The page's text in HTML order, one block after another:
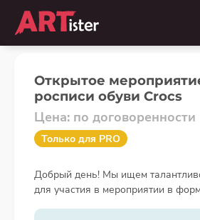
Открытое
росписи обуви Crocs
Цена: по договоренности
Только для PRO
Добрый день! Мы ищем
для участия в мероприятии в